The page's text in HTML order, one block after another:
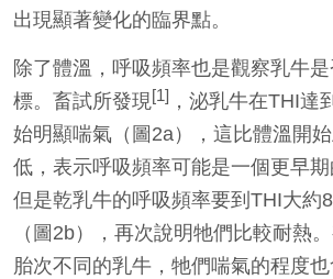
出現顯著變化的臨界點。
除了體溫，呼吸頻率也是觀察乳牛
標。畜試所發現[1] ，泌乳牛在THI達
始明顯喘氣（圖2a），這比體溫開
低，表示呼吸頻率可能是一個更早期
但是乾乳牛的呼吸頻率要到THI大約
（圖2b），再次說明牠們比較耐熱
胎次不同的乳牛，牠們喘氣的程度也